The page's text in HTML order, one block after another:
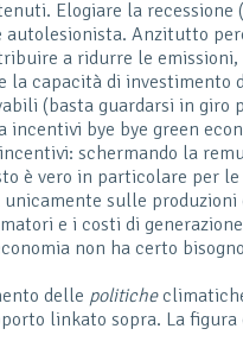
Elogiare la
Anzitutto
a ridurre le
la capacità di investimento
(basta guardarsi in giro
incentivi bye bye green
schermando la
è vero in particolare per
sulle
e i costi di
non ha certo
delle politiche
linkato sopra. La